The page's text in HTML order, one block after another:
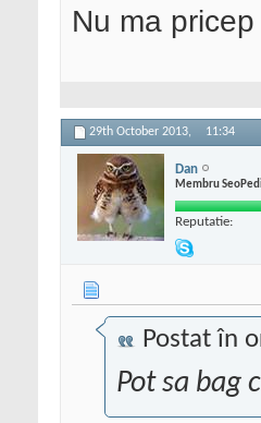
Nu ma
29th October 2013, 11:34
Dan
Membru
Reputatie:
Postat în
Pot sa bag